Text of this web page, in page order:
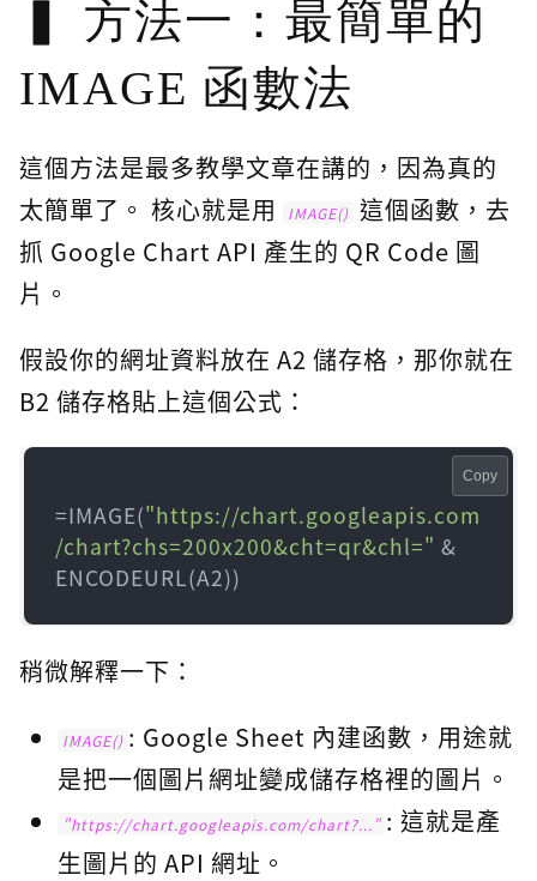
方法一：最簡單的
IMAGE 函數法
這個方法是最多教學文章在講的，因為真的
太簡單了。 核心就是用
IMAGE() 這個函數，去
抓 Google Chart API 產生的 QR Code 圖
片。
假設你的網址資料放在 A2 儲存格，那你就在
B2 儲存格貼上這個公式：
=IMAGE("https://chart.googleapis.com
/chart?chs=200x200&cht=qr&chl=" &
ENCODEURL(A2))
Copy
稍微解釋一下：
IMAGE() : Google Sheet 內建函數，用途就
是把一個圖片網址變成儲存格裡的圖片。
"https://chart.googleapis.com/chart?..." : 這就是產
生圖片的 API 網址。